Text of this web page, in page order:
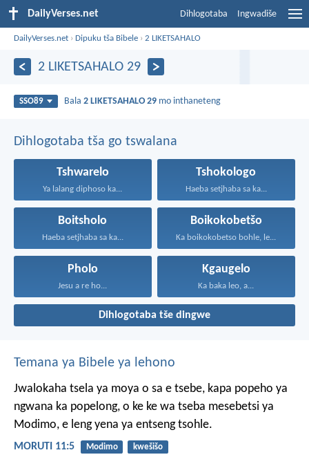
DailyVerses.net Dihlogotaba Ingwadiše
DailyVerses.net ›Dipuku tša Bibele ›2 LIKETSAHALO
2 LIKETSAHALO 29
SSO89 Bala2 LIKETSAHALO 29 mo inthaneteng
Dihlogotaba tša go tswalana
Tshwarelo
Ya lalang diphoso ka...
Tshokologo
Haeba setjhaba sa ka...
Boitsholo
Haeba setjhaba sa ka...
Boikokobetšo
Ka boikokobetso bohle, le...
Pholo
Jesu a re ho...
Kgaugelo
Ka baka leo, a...
Dihlogotaba tše dingwe
Temana ya Bibele ya lehono
Jwalokaha tsela ya moya o sa e tsebe, kapa popeho ya
ngwana ka popelong, o ke ke wa tseba mesebetsi ya
Modimo, e leng yena ya entseng tsohle.
MORUTI 11:5 Modimo kwešišo